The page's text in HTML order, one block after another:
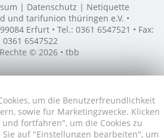
um die Benutzerfreundlichkeit
sowie für Marketingzwecke. Klicken
und fortfahren", um die Cookies zu
auf "Einstellungen bearbeiten", um
Datenschutz
Netiquette
und tarifunion thüringen e.V. •
Erfurt • Tel.: 0361 6547521 • Fax:
0361 6547522
© 2026 • tbb